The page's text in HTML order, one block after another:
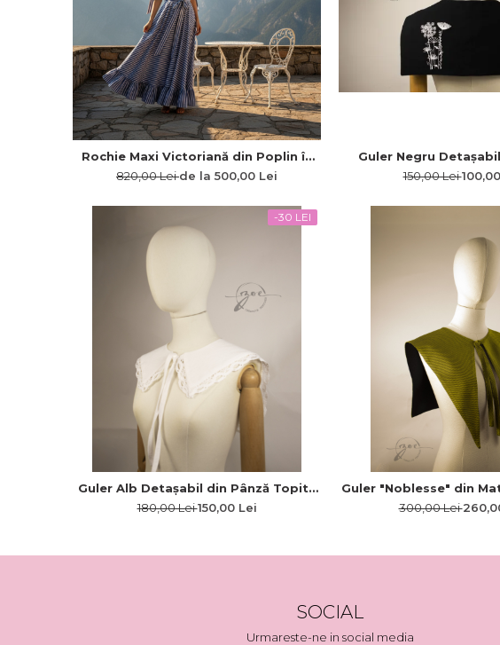
Rochie Maxi Victoriană din Poplin în
Dungi cu Fustă în Cloș Amplu și
Volane
820,00 Leide la 500,00 Lei
Guler Negru
Topită cu Broderie Albă
de Câmp
150,00 Lei
-30 LEI
Guler Alb Detașabil din Pânză Topită
cu Dantelă Fină din Bumbac Stil Retro
180,00 Lei150,00 Lei
Guler "Noblesse" din
- Editie
300,00 Lei
SOCIAL
Urmareste-ne in social media